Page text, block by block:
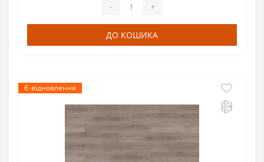
- +
ДО КОШИКА
Є-відновлення